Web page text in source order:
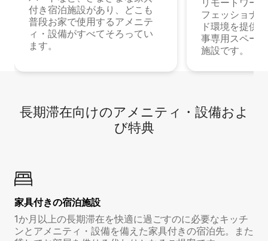
付き宿泊施設があり、どこも
普段お家で使用するアメニテ
ィ・設備がすべてそろってい
ます。
フェッショナ
ド環境を提供
事専用スペー
施設です。
長期滞在向け⁠のア⁠メ⁠ニ⁠テ⁠ィ⁠・設⁠備⁠およ
び特⁠典
家具付き⁠の宿⁠泊⁠施⁠設
1か月以上の長期滞在を快適に過ごすのに必要なキッチ
ンとアメニティ・設備を備えた家具付きの宿泊先。また